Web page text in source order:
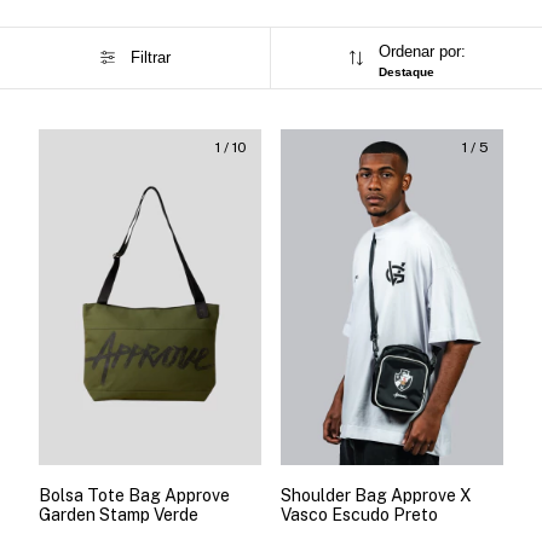
Filtrar Ordenar por:
Destaque
1 / 10
Bolsa Tote Bag Approve
Garden Stamp Verde
1 / 5
Shoulder Bag Approve X
Vasco Escudo Preto